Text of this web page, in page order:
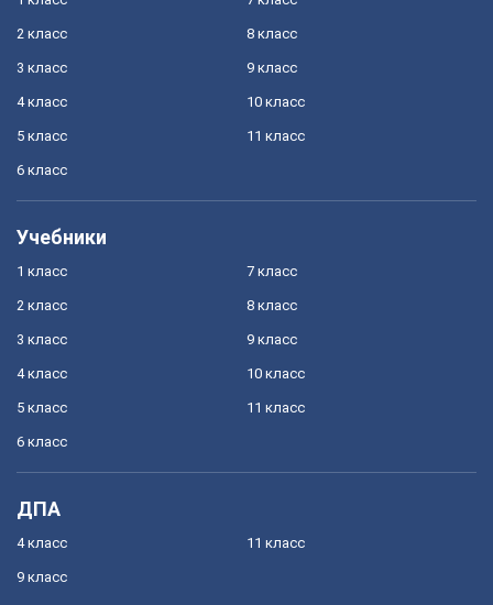
2 класс
3 класс
4 класс
5 класс
6 класс
8 класс
9 класс
10 класс
11 класс
Учебники
1 класс
2 класс
3 класс
4 класс
5 класс
6 класс
7 класс
8 класс
9 класс
10 класс
11 класс
ДПА
4 класс
9 класс
11 класс